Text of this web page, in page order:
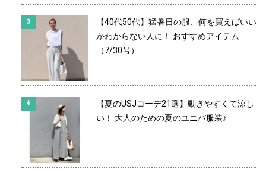
【40代50代】猛暑日の服、何を買えばいい
かわからない人に！ おすすめアイテム
（7/30号）
【夏のUSJコーデ21選】動きやすくて涼し
い！ 大人のための夏のユニバ服装♪